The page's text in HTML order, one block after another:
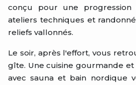
conçu pour une progression
ateliers techniques et
reliefs vallonnés.
Le soir, après l'effort, vous
gîte. Une cuisine gourmande
avec sauna et bain nordique